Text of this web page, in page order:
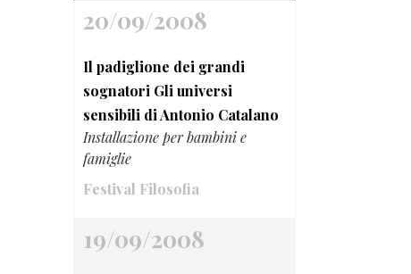
20/09/2008
Il padiglione dei grandi
sognatori Gli universi
sensibili di Antonio Catalano
Installazione per bambini e
famiglie
Festival Filosofia
19/09/2008